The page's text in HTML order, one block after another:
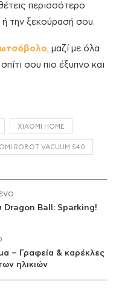
περισσότερο
ή την ξεκούρασή σου.
, μαζί με όλα
σου πιο έξυπνο και
XIAOMI HOME
ROBOT VACUUM S40
Dragon Ball: Sparking!
– Γραφεία & καρέκλες
ηλικιών